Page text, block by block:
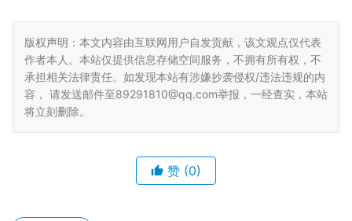
版权声明：本文内容由互联网用户自发贡献，该文观点仅代表
作者本人。本站仅提供信息存储空间服务，不拥有所有权，不
承担相关法律责任。如发现本站有涉嫌抄袭侵权/违法违规的内
容， 请发送邮件至89291810@qq.com举报，一经查实，本站
将立刻删除。
赞 (0)